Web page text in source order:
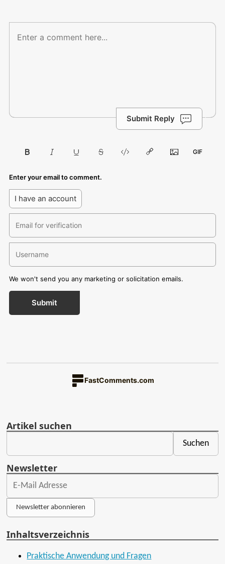
Submit Reply
Enter your email to comment.
I have an account
We won't send you any marketing or solicitation emails.
Submit
FastComments.com
Artikel suchen
Newsletter
Newsletter abonnieren
Inhaltsverzeichnis
Praktische Anwendung und Fragen